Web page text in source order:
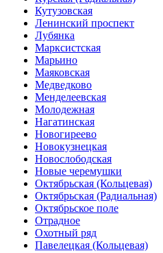
Кутузовская
Ленинский проспект
Лубянка
Марксистская
Марьино
Маяковская
Медведково
Менделеевская
Молодежная
Нагатинская
Новогиреево
Новокузнецкая
Новослободская
Новые черемушки
Октябрьская (Кольцевая)
Октябрьская (Радиальная)
Октябрьское поле
Отрадное
Охотный ряд
Павелецкая (Кольцевая)